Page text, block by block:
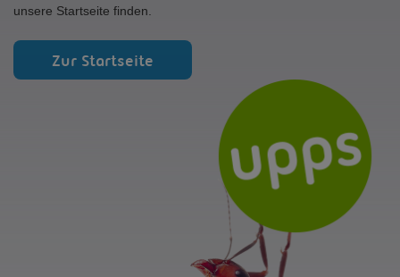
unsere Startseite finden.
Zur Startseite